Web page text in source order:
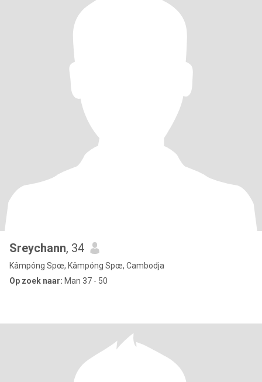
Sreychann, 34
Kâmpóng Spœ, Kâmpóng Spœ, Cambodja
Op zoek naar: Man 37 - 50